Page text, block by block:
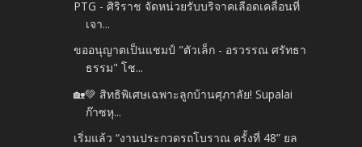
PTG - ศิริราช จัดหน่วยรับบริจาคเลือดเคลื่อนที่
เจา...
ขออนุญาตเป็นแชมป์ "ตัวเล็ก - อรวรรณ ศรัทธา
ธรรม" โช...
🏡💚 สิทธิพิเศษเฉพาะลูกบ้านศุภาลัย! Supalai
ก๊าซหุ...
เริ่มแล้ว “งานประกวดรถโบราณ ครั้งที่ 48” ยล